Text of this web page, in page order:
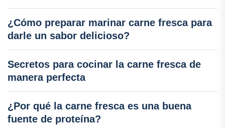
¿Cómo preparar marinar carne fresca para
darle un sabor delicioso?
Secretos para cocinar la carne fresca de
manera perfecta
¿Por qué la carne fresca es una buena
fuente de proteína?